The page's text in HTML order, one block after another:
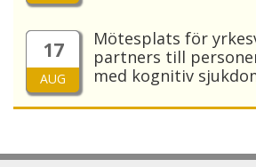
17
AUG
Mötesplats för
partners till
med kognitiv